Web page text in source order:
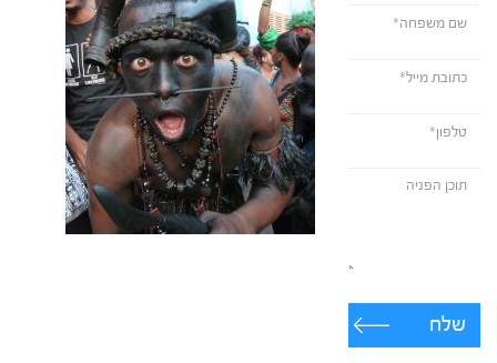
שלח